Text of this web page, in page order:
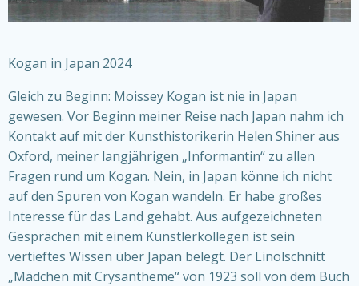
Kogan in Japan 2024
Gleich zu Beginn: Moissey Kogan ist nie in Japan
gewesen. Vor Beginn meiner Reise nach Japan nahm ich
Kontakt auf mit der Kunsthistorikerin Helen Shiner aus
Oxford, meiner langjährigen „Informantin“ zu allen
Fragen rund um Kogan. Nein, in Japan könne ich nicht
auf den Spuren von Kogan wandeln. Er habe großes
Interesse für das Land gehabt. Aus aufgezeichneten
Gesprächen mit einem Künstlerkollegen ist sein
vertieftes Wissen über Japan belegt. Der Linolschnitt
„Mädchen mit Crysantheme“ von 1923 soll von dem Buch